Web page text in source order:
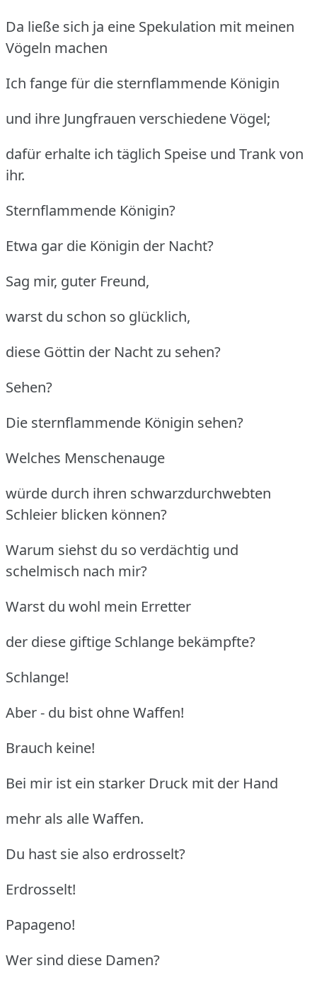
Da ließe sich ja eine Spekulation mit meinen
Vögeln machen
Ich fange für die sternflammende Königin
und ihre Jungfrauen verschiedene Vögel;
dafür erhalte ich täglich Speise und Trank von
ihr.
Sternflammende Königin?
Etwa gar die Königin der Nacht?
Sag mir, guter Freund,
warst du schon so glücklich,
diese Göttin der Nacht zu sehen?
Sehen?
Die sternflammende Königin sehen?
Welches Menschenauge
würde durch ihren schwarzdurchwebten
Schleier blicken können?
Warum siehst du so verdächtig und
schelmisch nach mir?
Warst du wohl mein Erretter
der diese giftige Schlange bekämpfte?
Schlange!
Aber - du bist ohne Waffen!
Brauch keine!
Bei mir ist ein starker Druck mit der Hand
mehr als alle Waffen.
Du hast sie also erdrosselt?
Erdrosselt!
Papageno!
Wer sind diese Damen?